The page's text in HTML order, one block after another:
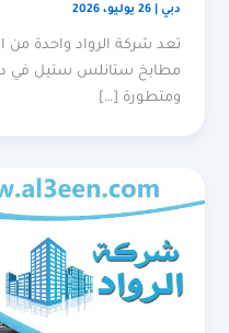
دبي |26 يوليو، 2026
تعد شركة الرواد واحدة من
مطابخ ستانلس ستيل في
ومتطورة […]